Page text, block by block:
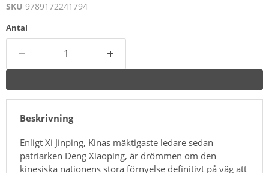
SKU 9789172241794
Antal
Beskrivning
Enligt Xi Jinping, Kinas mäktigaste ledare sedan
patriarken Deng Xiaoping, är drömmen om den
kinesiska nationens stora förnyelse definitivt på väg att